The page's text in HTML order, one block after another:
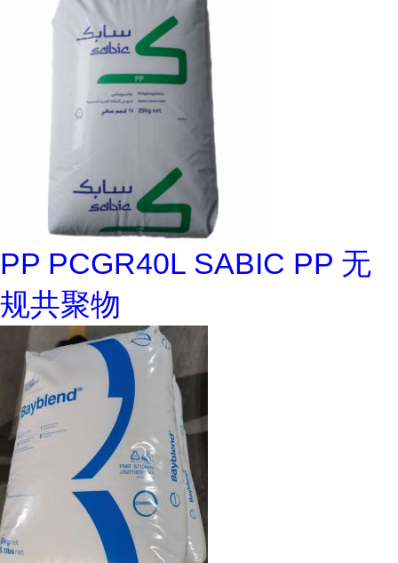
PP PCGR40L SABIC PP 无
规共聚物